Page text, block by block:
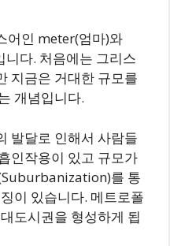
어인 meter(엄마)와
다. 처음에는 그리스
지금은 거대한 규모를
개념입니다.
발달로 인해서 사람들
인작용이 있고 규모가
를 통
이 있습니다. 메트로폴
도시권을 형성하게 됩